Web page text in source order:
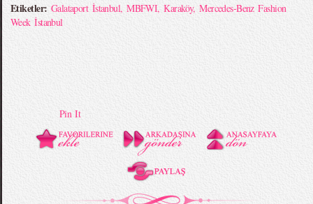
Etiketler: Galataport İstanbul,MBFWI,Karaköy,Mercedes-Benz Fashion
Week İstanbul
Pin It